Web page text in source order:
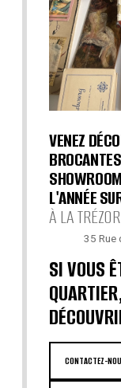
VENEZ
L'ANNÉE
À LA
35 Rue
SI VOUS
CONTACTEZ-